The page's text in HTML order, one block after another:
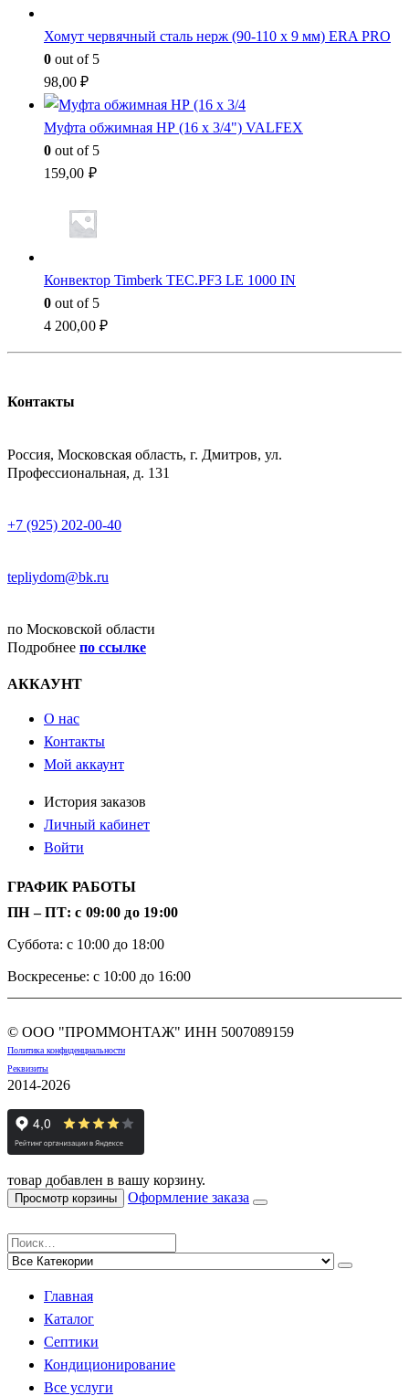
Хомут червячный сталь нерж (90-110 x 9 мм) ERA PRO
0 out of 5
98,00₽
Муфта обжимная НР (16 x 3/4") VALFEX
0 out of 5
159,00 ₽
Конвектор Timberk TEC.PF3 LE 1000 IN
0 out of 5
4 200,00 ₽
Контакты
Россия, Московская область, г. Дмитров, ул.
Профессиональная, д. 131
+7 (925) 202-00-40
tepliydom@bk.ru
по Московской области
Подробнее по ссылке
АККАУНТ
О нас
Контакты
Мой аккаунт
История заказов
Личный кабинет
Войти
ГРАФИК РАБОТЫ
ПН – ПТ: с 09:00 до 19:00
Суббота: с 10:00 до 18:00
Воскресенье: с 10:00 до 16:00
© ООО "ПРОММОНТАЖ" ИНН 5007089159
Политика конфиденциальности
Реквизиты
2014-2026
товар добавлен в вашу корзину.
Просмотр корзины Оформление заказа
Главная
Каталог
Септики
Кондиционирование
Все услуги